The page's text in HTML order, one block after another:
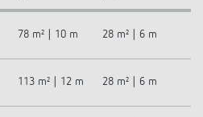
78 m² | 10 m 28 m² | 6 m
113 m² | 12 m 28 m² | 6 m